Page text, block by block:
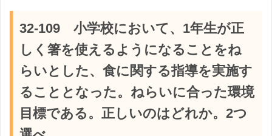
32-109 小学校において、1年生が正
しく箸を使えるようになることをね
らいとした、食に関する指導を実施す
ることとなった。ねらいに合った環境
目標である。正しいのはどれか。2つ